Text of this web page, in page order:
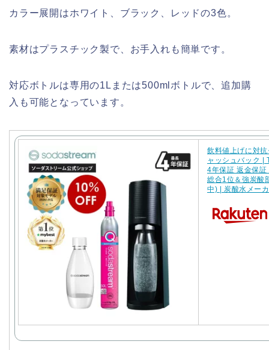
カラー展開はホワイト、ブラック、レッドの3色。
素材はプラスチック製で、お手入れも簡単です。
対応ボトルは専用の1Lまたは500mlボトルで、追加購
入も可能となっています。
飲料値上げに対
ャッシュバック |
4年保証 返金保
総合1位＆強炭酸
中) | 炭酸水メー